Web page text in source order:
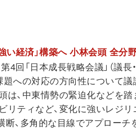
い経済」構築へ 小林会頭 全分
4回「日本成長戦略会議」（議
題への対応の方向性について
は、中東情勢の緊迫化などを
リティなど、変化に強いレジリ
断、多角的な目線でアプロー